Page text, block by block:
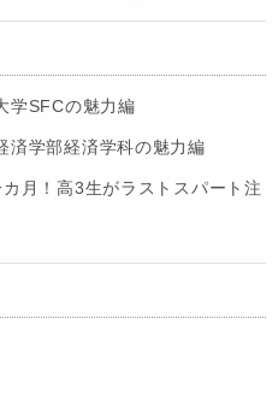
学SFCの魅力編
済学部経済学科の魅力編
月！高3生がラストスパート注